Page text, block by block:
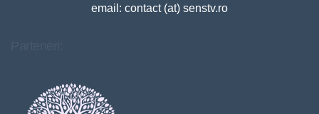
email: contact (at) senstv.ro